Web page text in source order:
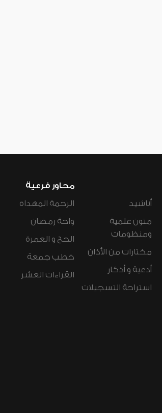
أناشيد
متون علمية
ومنظومات
مختارات من الأذان
أدعية و أذكار
استراحة التسجيلات
محاور فرعية
الرحمة المهداة
واحة رمضان
الحج و العمرة
خطب جمعة
القراءات العشر